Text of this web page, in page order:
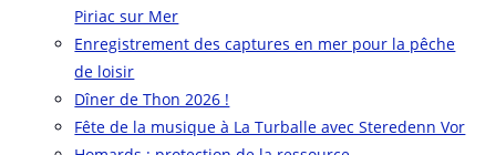
Piriac sur Mer
Enregistrement des captures en mer pour la pêche
de loisir
Dîner de Thon 2026 !
Fête de la musique à La Turballe avec Steredenn Vor